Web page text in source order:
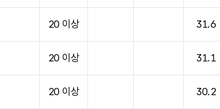
20 이상 31.6
20 이상 31.1
20 이상 30.2